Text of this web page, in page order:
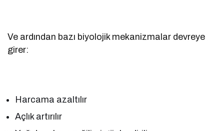
Ve ardından bazı biyolojik mekanizmalar devreye
girer:
Harcama azaltılır
Açlık artırılır